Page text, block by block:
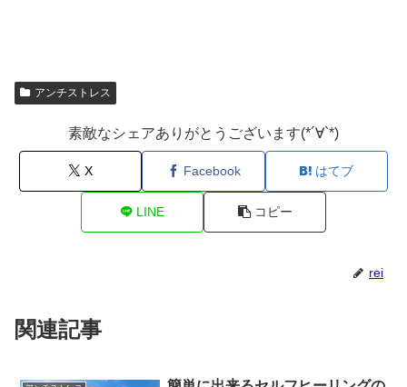
アンチストレス
素敵なシェアありがとうございます(*´∀`*)
X Facebook はてブ
LINE コピー
rei
関連記事